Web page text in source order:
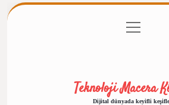
Gizlilik Politikası
menüyü
aç
Teknoloji Macera
Dijital dünyada keyifli